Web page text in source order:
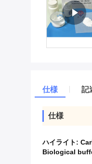
仕様 記
仕様
ハイライト:
Biological